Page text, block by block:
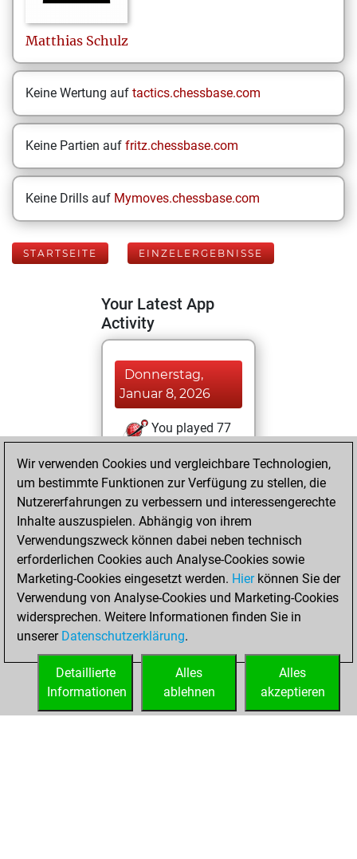
Matthias Schulz
Keine Wertung auf tactics.chessbase.com
Keine Partien auf fritz.chessbase.com
Keine Drills auf Mymoves.chessbase.com
STARTSEITE EINZELERGEBNISSE
Your Latest App
Activity
Donnerstag,
Januar 8, 2026
You played 77
You scored +40
=8 -29 in blitz
Donnerstag,
November 9, 2023
You played 253
bullet games
Play
You scored
bullet
Wir verwenden Cookies und vergleichbare Technologien,
um bestimmte Funktionen zur Verfügung zu stellen, die
Nutzererfahrungen zu verbessern und interessengerechte
Inhalte auszuspielen. Abhängig von ihrem
Verwendungszweck können dabei neben technisch
erforderlichen Cookies auch Analyse-Cookies sowie
Marketing-Cookies eingesetzt werden. Hierkönnen Sie der
Verwendung von Analyse-Cookies und Marketing-Cookies
widersprechen. Weitere Informationen finden Sie in
unserer Datenschutzerklärung.
Alles
akzeptieren
Alles
ablehnen
Detaillierte
Informationen